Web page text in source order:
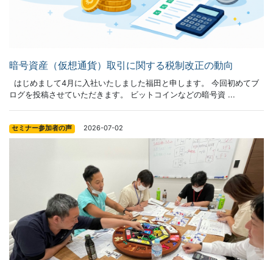
暗号資産（仮想通貨）取引に関する税制改正の動向
はじめまして4月に入社いたしました福田と申します。 今回初めてブ
ログを投稿させていただきます。 ビットコインなどの暗号資 ...
セミナー参加者の声 2026-07-02